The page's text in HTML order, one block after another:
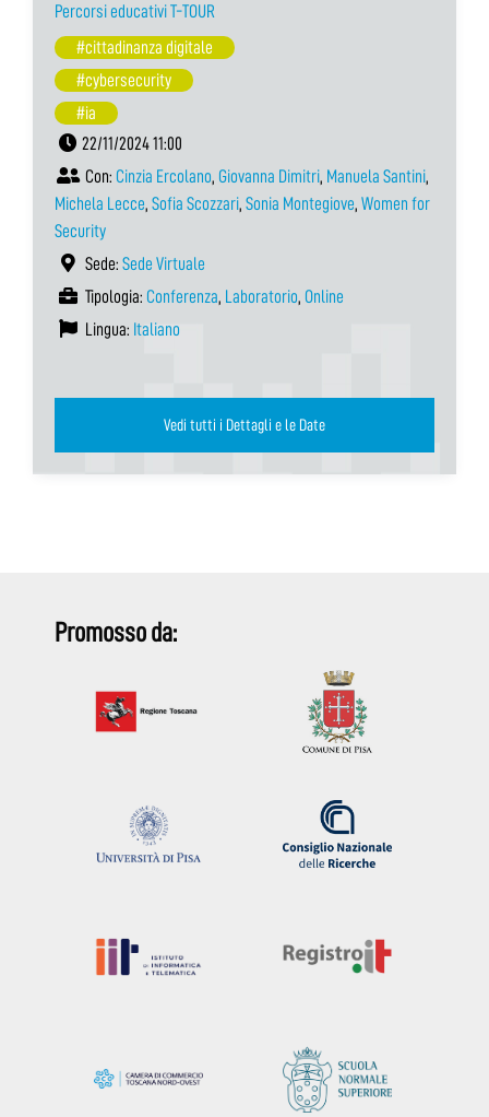
Percorsi educativi T-TOUR
#cittadinanza digitale
#cybersecurity
#ia
22/11/2024 11:00
Con: Cinzia Ercolano, Giovanna Dimitri, Manuela Santini,
Michela Lecce, Sofia Scozzari, Sonia Montegiove, Women for
Security
Sede: Sede Virtuale
Tipologia: Conferenza, Laboratorio, Online
Lingua: Italiano
Vedi tutti i Dettagli e le Date
Promosso da: